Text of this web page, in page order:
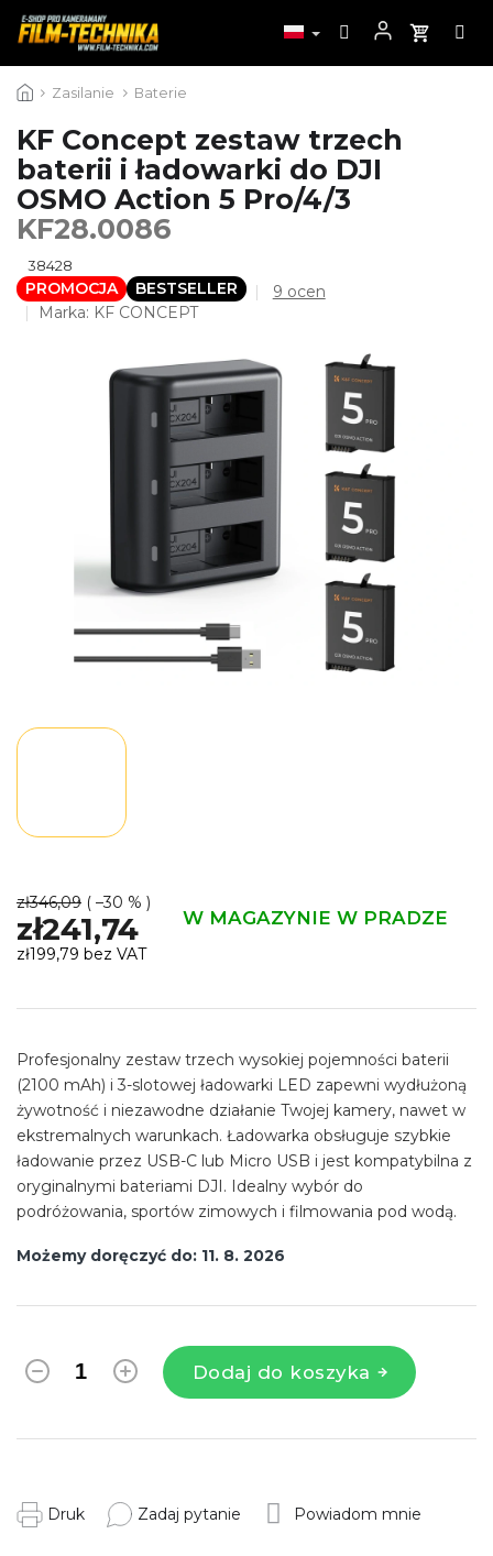
do
Zasilanie Baterie
KF Concept zestaw trzech
baterii i ładowarki do DJI
OSMO Action 5 Pro/4/3
KF28.0086
38428
PROMOCJA BESTSELLER
Średnia
4,7
gwiazdek.
9 ocen
Marka: KF CONCEPT
zł346,09 ( –30 % )
zł241,74 W MAGAZYNIE W PRADZE
zł199,79 bez VAT
jednostkowa:
Możemy doręczyć do: 11. 8. 2026
Dodaj do koszyka
Profesjonalny zestaw trzech wysokiej pojemności baterii
(2100 mAh) i 3-slotowej ładowarki LED zapewni wydłużoną
żywotność i niezawodne działanie Twojej kamery, nawet w
ekstremalnych warunkach. Ładowarka obsługuje szybkie
ładowanie przez USB-C lub Micro USB i jest kompatybilna z
oryginalnymi bateriami DJI. Idealny wybór do
podróżowania, sportów zimowych i filmowania pod wodą.
Druk Zadaj pytanie Powiadom mnie